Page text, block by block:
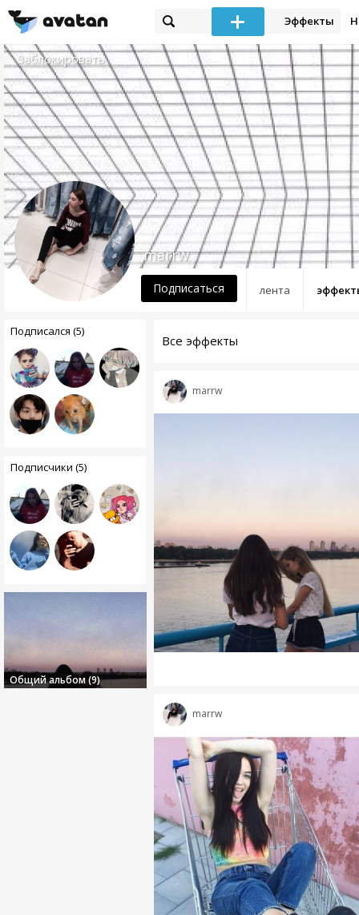
Эффекты
Заблокировать
лента
marrw
Подписаться
Подписался (5)
Подписчики (5)
Общий альбом (9)
Все эффекты
marrw
marrw